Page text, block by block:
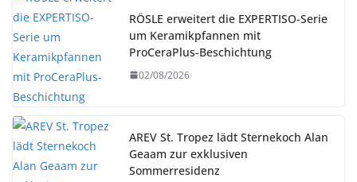
RÖSLE erweitert die EXPERTISO-Serie
um Keramikpfannen mit
ProCeraPlus-Beschichtung
02/08/2026
AREV St. Tropez lädt Sternekoch Alan
Geaam zur exklusiven
Sommerresidenz